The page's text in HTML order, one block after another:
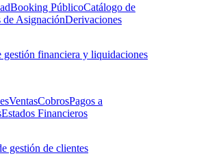
Booking PúblicoCatálogo de
de AsignaciónDerivaciones
financiera y liquidaciones
VentasCobrosPagos a
Estados Financieros
gestión de clientes